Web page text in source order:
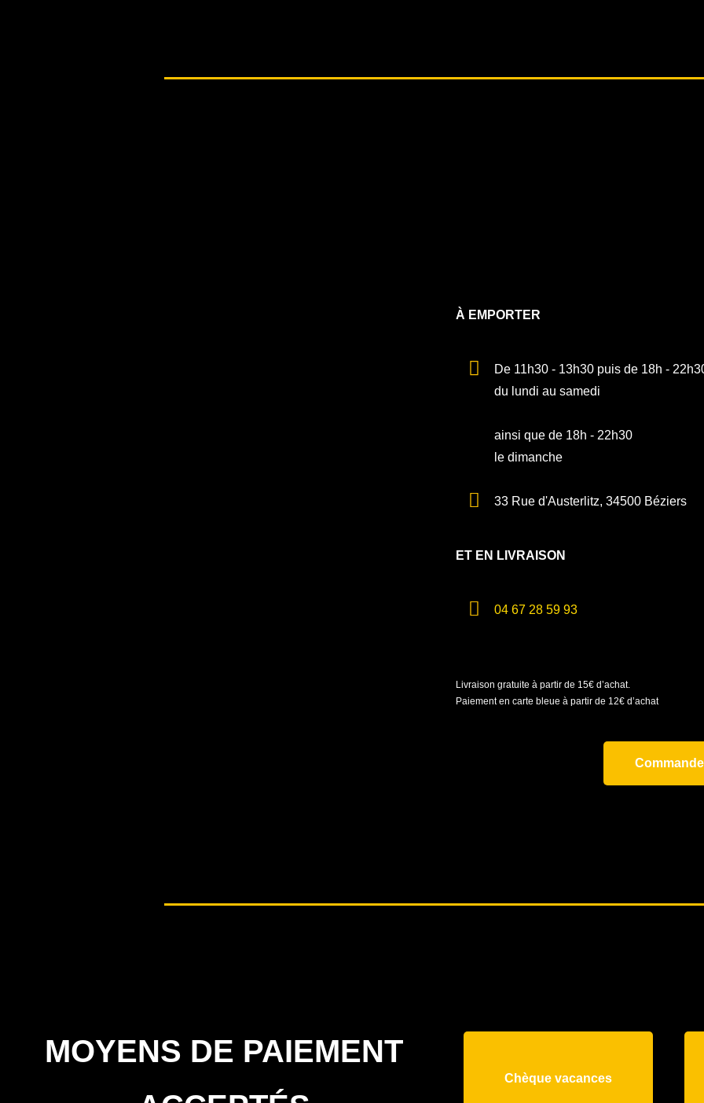
À EMPORTER
De 11h30 - 13h30 puis de 18h -
du lundi au samedi
ainsi que de 18h - 22h30
le dimanche
33 Rue d'Austerlitz, 34500 Béziers
ET EN LIVRAISON
04 67 28 59 93
Livraison gratuite à partir de 15€ d’achat.
Paiement en carte bleue à partir de 12€ d’achat
MOYENS DE PAIEMENT
Chèque vacances